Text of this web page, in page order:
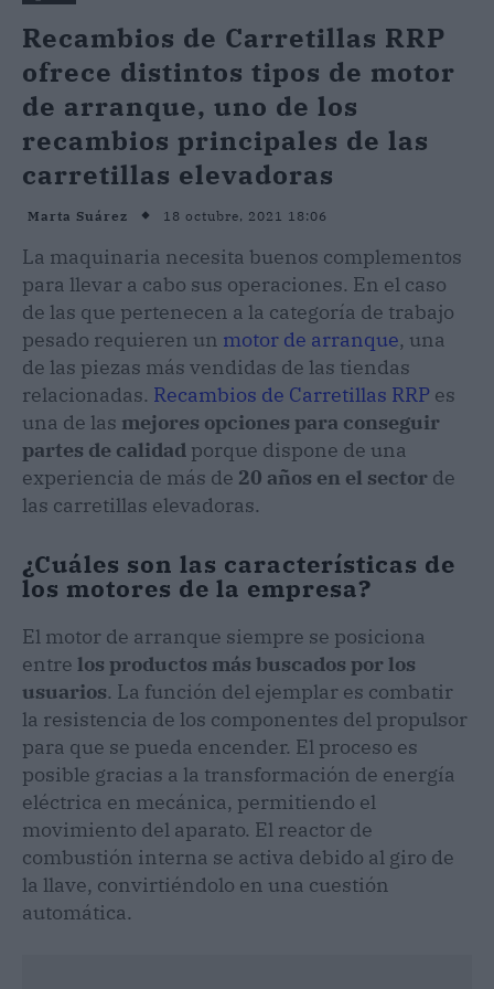
Recambios de Carretillas RRP
ofrece distintos tipos de motor
de arranque, uno de los
recambios principales de las
carretillas elevadoras
Marta Suárez 18 octubre, 2021 18:06
La maquinaria necesita buenos complementos
para llevar a cabo sus operaciones. En el caso
de las que pertenecen a la categoría de trabajo
pesado requieren un motor de arranque, una
de las piezas más vendidas de las tiendas
relacionadas. Recambios de Carretillas RRP es
una de las mejores opciones para conseguir
partes de calidad porque dispone de una
experiencia de más de 20 años en el sector de
las carretillas elevadoras.
¿Cuáles son las características de
los motores de la empresa?
El motor de arranque siempre se posiciona
entre los productos más buscados por los
usuarios. La función del ejemplar es combatir
la resistencia de los componentes del propulsor
para que se pueda encender. El proceso es
posible gracias a la transformación de energía
eléctrica en mecánica, permitiendo el
movimiento del aparato. El reactor de
combustión interna se activa debido al giro de
la llave, convirtiéndolo en una cuestión
automática.